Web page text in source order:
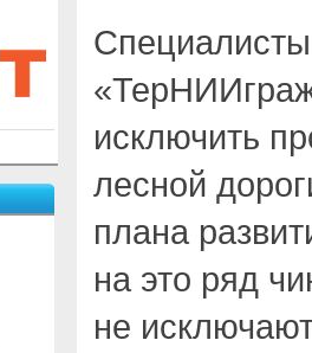
Специалисты
исключить
лесной
плана
на это ряд
не